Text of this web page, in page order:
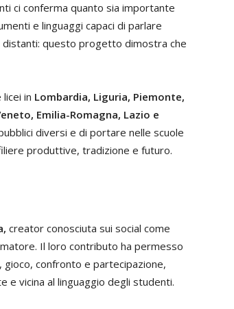
ci conferma quanto sia importante
e linguaggi capaci di parlare
distanti: questo progetto dimostra che
in Lombardia, Liguria, Piemonte,
Emilia-Romagna, Lazio e
diversi e di portare nelle scuole
produttive, tradizione e futuro.
creator conosciuta sui social come
Il loro contributo ha permesso
confronto e partecipazione,
e vicina al linguaggio degli studenti.